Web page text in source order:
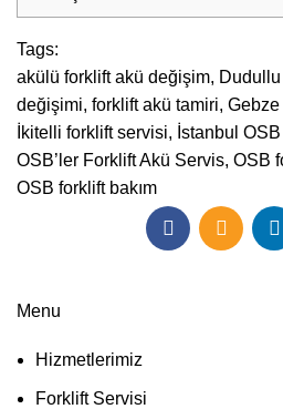
Tags:
akülü forklift akü değişim,
değişimi, forklift akü tamiri,
İkitelli forklift servisi, İstanbul
OSB’ler Forklift Akü Servis, OSB
OSB forklift bakım
Menu
Hizmetlerimiz
Forklift Servisi